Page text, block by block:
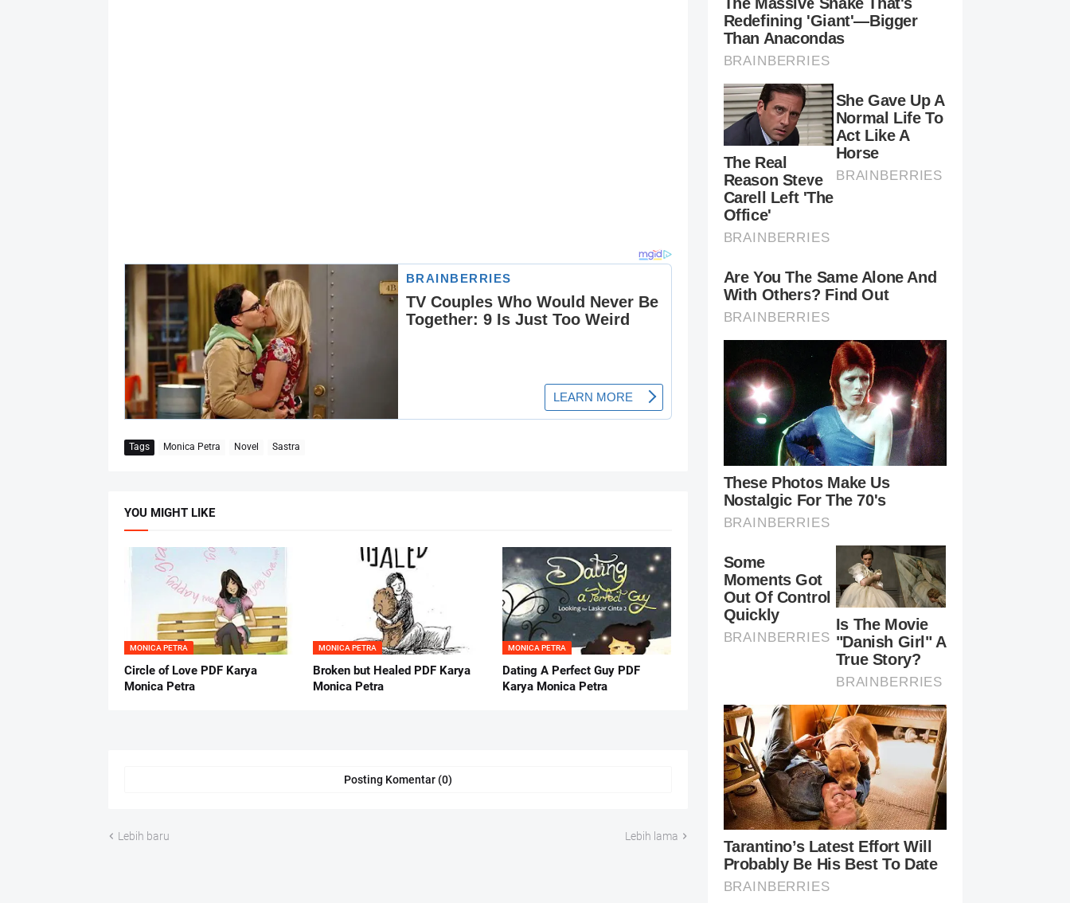
Tags Monica Petra Novel Sastra
YOU MIGHT LIKE
MONICA PETRA
Circle of Love PDF Karya
Monica Petra
MONICA PETRA
Broken but Healed PDF Karya
Monica Petra
MONICA PETRA
Dating A Perfect Guy PDF
Karya Monica Petra
Posting Komentar (0)
Lebih baru Lebih lama